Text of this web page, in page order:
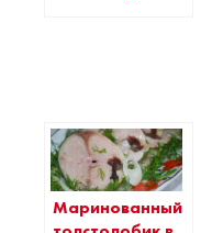
Маринованный